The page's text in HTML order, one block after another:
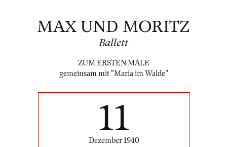
MAX UND MORITZ
Ballett
ZUM ERSTEN MALE
gemeinsam mit "Maria im Walde"
11
Dezember 1940